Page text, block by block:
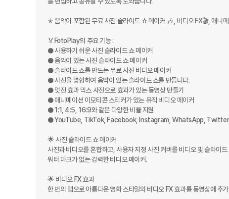
✭ 음악이 포함된 무료 사진 슬라이드 쇼 메이커 🎶, 비디오 FX🎬, 애니
🏅FotoPlay의 주요 기능 :
● 사용하기 쉬운 사진 슬라이드 쇼 메이커
● 음악이 있는 사진 슬라이드 쇼 메이커
● 슬라이드 쇼를 만드는 무료 사진 비디오 메이커
● 사진을 병합하여 음악이 있는 슬라이드 쇼를 만듭니다.
● 멋진 효과 믹스 사진으로 효과가 있는 동영상 만들기
● 애니메이션 이모티콘 스티커가 있는 뮤직 비디오 메이커
● 1:1, 4:5, 16:9와 같은 다양한 비율 지원
● YouTube, TikTok, Facebook, Instagram, WhatsApp, Twitter
🌟 사진 슬라이드 쇼 메이커
사진과 비디오를 혼합하고, 사용자 지정 사진 커버를 비디오 및 슬라이
워터 마크가 없는 강력한 비디오 메이커.
🌟 비디오 FX 효과
한 번의 탭으로 아름다운 영화 스타일의 비디오 FX 효과를 동영상에 추